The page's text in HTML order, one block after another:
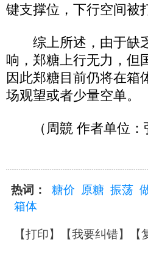
键支撑位，下行空间被
综上所述，由于缺乏
响，郑糖上行无力，但
因此郑糖目前仍将在箱
场观望或者少量空单。
（周竸 作者单位：
热词： 糖价 原糖 振荡
箱体
【打印】【我要纠错】【